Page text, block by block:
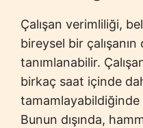
Çalışan verimliliği,
bireysel bir çalışanın
tanımlanabilir.
birkaç saat içinde
tamamlayabildiğinde
Bunun dışında,